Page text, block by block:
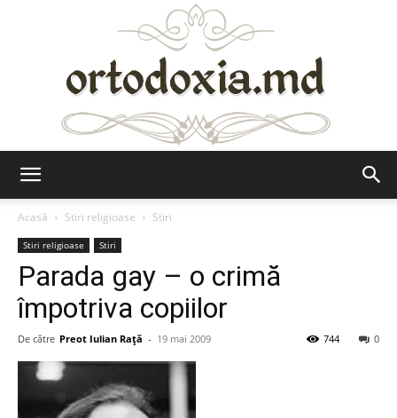
Acasă
Stiri religioase Stiri
Stiri religioase Stiri
Parada gay – o crimă
împotriva copiilor
De către Preot Iulian Raţă - 19 mai 2009 0
744